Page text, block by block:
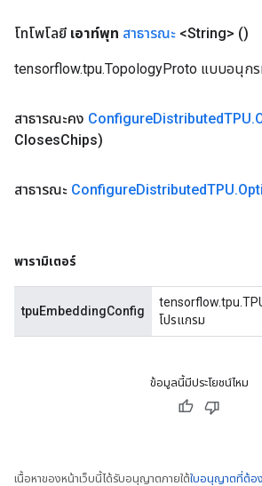
โทโพโลยี เอาท์พุท สาธารณะ <String> ()
tensorflow.tpu.TopologyProto แบบอนุกร
สาธารณะคง ConfigureDistributedTPU.
ClosesChips)
สาธารณะ ConfigureDistributedTPU.
พารามิเตอร์
tpuEmbeddingConfig
โปรแกรม
ข้อมูลนี้มีประโยชน์ไหม
เนื้อหาของหน้าเว็บนี้ได้รับอนุญาตภายใต้ใบอนุญาตที่ต้อ